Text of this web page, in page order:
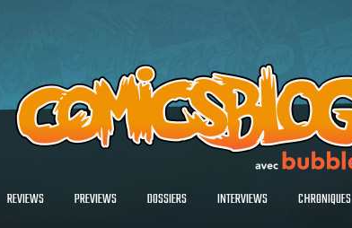
REVIEWS PREVIEWS DOSSIERS INTERVIEWS CHRONIQUES